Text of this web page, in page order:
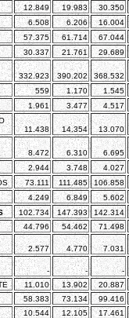
12.849 19.983
30.350
6.508 6.206
16.004
57.375 61.714
67.044
30.337 21.761
29.689
332.923 390.202
368.532
559 1.170
1.545
1.961 3.477
4.517
11.438 14.354
13.070
8.472 6.310
6.695
2.944 3.748
4.027
73.111 111.485
106.858
4.249 6.849
5.602
102.734 147.393
142.314
44.796 54.462
71.498
2.577 4.770
7.031
- -
-
11.010 13.902
20.887
58.383 73.134
99.416
10.544 12.105
17.461